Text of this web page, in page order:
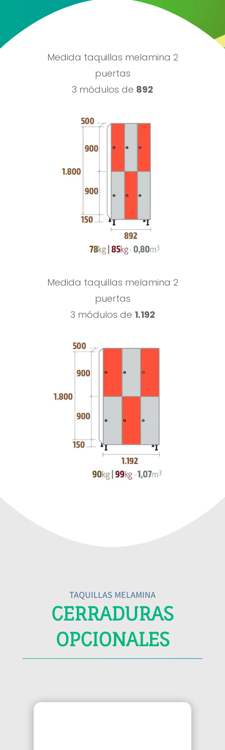
Medida taquillas melamina 2
puertas
3 módulos de 892
Medida taquillas melamina 2
puertas
3 módulos de 1.192
TAQUILLAS MELAMINA
CERRADURAS
OPCIONALES